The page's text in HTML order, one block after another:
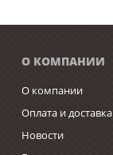
О КОМПАНИИ
О компании
Оплата и доставка
Новости